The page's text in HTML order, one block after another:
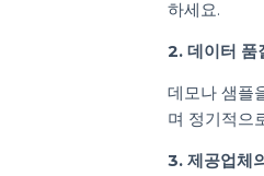
최고
1. 제공업
최고의